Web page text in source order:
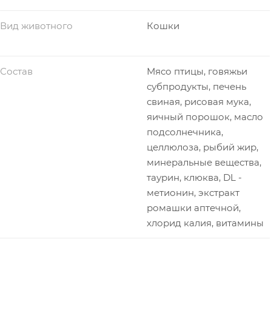
Вид животного Кошки
Состав
Мясо птицы, говяжьи
субпродукты, печень
свиная, рисовая мука,
яичный порошок, масло
подсолнечника,
целлюлоза, рыбий жир,
минеральные вещества,
таурин, клюква, DL -
метионин, экстракт
ромашки аптечной,
хлорид калия, витамины